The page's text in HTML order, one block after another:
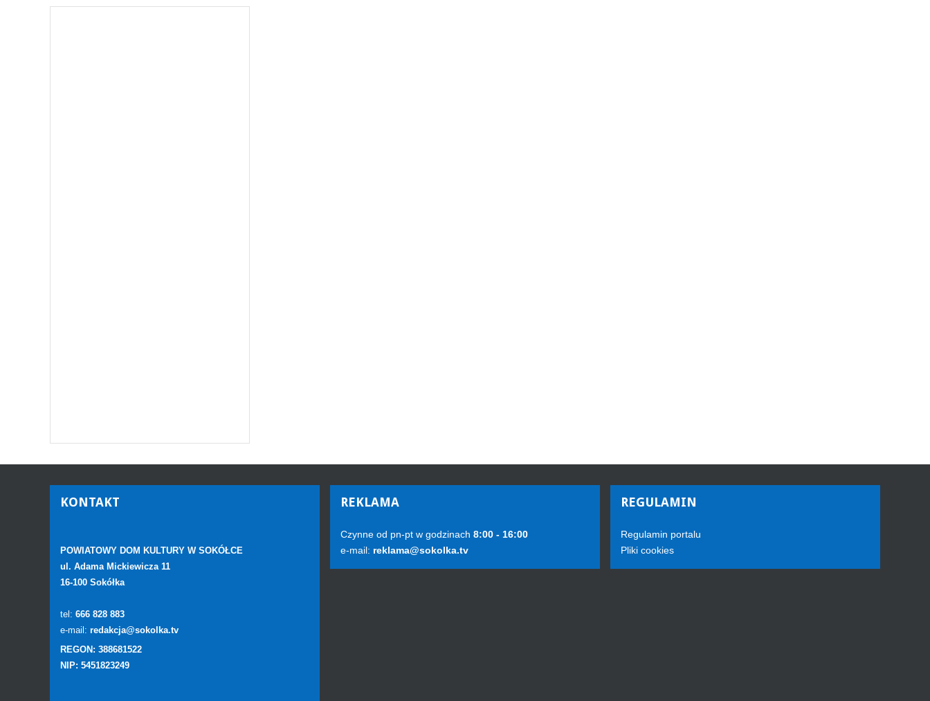
KONTAKT
POWIATOWY DOM KULTURY W SOKÓŁCE
ul. Adama Mickiewicza 11
16-100 Sokółka
tel: 666 828 883
e-mail: redakcja@sokolka.tv
REGON: 388681522
NIP: 5451823249
REKLAMA
Czynne od pn-pt w godzinach 8:00 - 16:00
e-mail: reklama@sokolka.tv
REGULAMIN
Regulamin portalu
Pliki cookies